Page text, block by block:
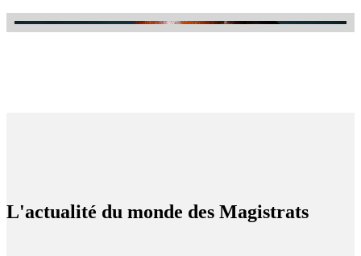
L'actualité du monde des Magistrats